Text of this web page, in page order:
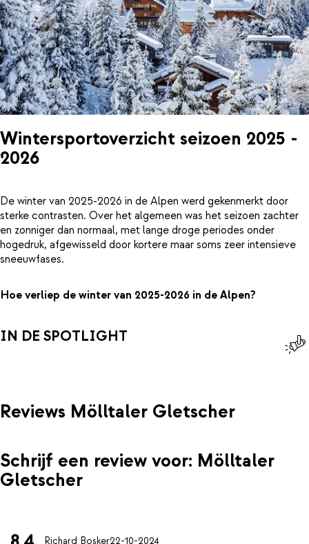
Wintersportoverzicht seizoen 2025 -
2026
De winter van 2025-2026 in de Alpen werd gekenmerkt door
sterke contrasten. Over het algemeen was het seizoen zachter
en zonniger dan normaal, met lange droge periodes onder
hogedruk, afgewisseld door kortere maar soms zeer intensieve
sneeuwfases.
Hoe verliep de winter van 2025-2026 in de Alpen?
IN DE SPOTLIGHT
Reviews Mölltaler Gletscher
Schrijf een review voor: Mölltaler
Gletscher
Richard Bosker22-10-2024